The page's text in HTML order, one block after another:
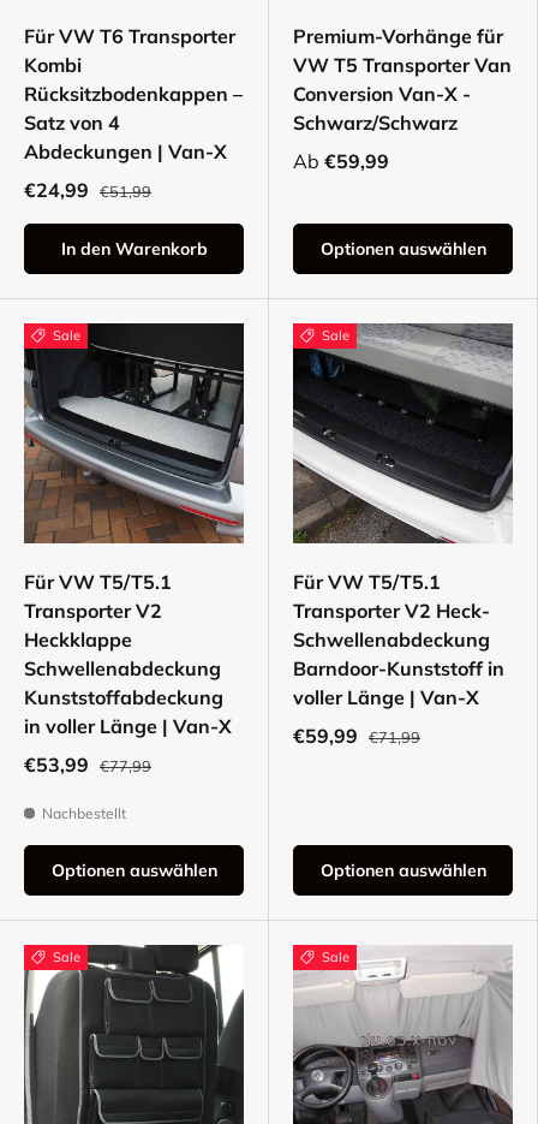
Für VW T6 Transporter
Kombi
Rücksitzbodenkappen –
Satz von 4
Abdeckungen | Van-X
€24,99
€51,99
In den Warenkorb
Premium-Vorhänge für
VW T5 Transporter Van
Conversion Van-X -
Schwarz/Schwarz
Ab €59,99
Optionen auswählen
Sale
Für VW T5/T5.1
Transporter V2
Heckklappe
Schwellenabdeckung
Kunststoffabdeckung
in voller Länge | Van-X
€53,99
€77,99
Nachbestellt
Optionen auswählen
Sale
Für VW T5/T5.1
Transporter V2 Heck-
Schwellenabdeckung
Barndoor-Kunststoff in
voller Länge | Van-X
€59,99
€71,99
Optionen auswählen
Sale Sale